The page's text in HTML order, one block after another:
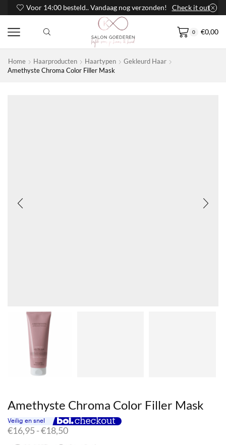
Voor 14:00 besteld.. Vandaag nog verzonden! Check it out
0 €0,00
Home Haarproducten Haartypen
Gekleurd Haar
Amethyste Chroma Color Filler Mask
Amethyste Chroma Color Filler Mask
€16,95 -€18,50Prijsklasse: